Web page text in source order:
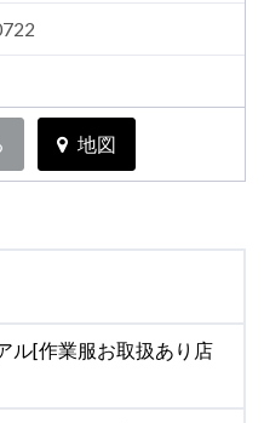
地図
ル[作業服お取扱あり店